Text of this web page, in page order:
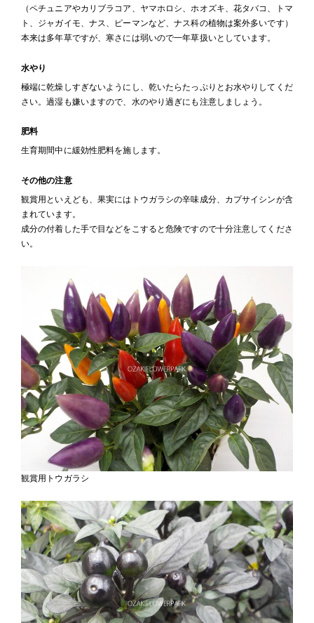
（ペチュニアやカリブラコア、ヤマホロシ、ホオズキ、花タバコ、トマ
ト、ジャガイモ、ナス、ピーマンなど、ナス科の植物は案外多いです）
本来は多年草ですが、寒さには弱いので一年草扱いとしています。
水やり
極端に乾燥しすぎないようにし、乾いたらたっぷりとお水やりしてくだ
さい。過湿も嫌いますので、水のやり過ぎにも注意しましょう。
肥料
生育期間中に緩効性肥料を施します。
その他の注意
観賞用といえども、果実にはトウガラシの辛味成分、カプサイシンが含
まれています。
成分の付着した手で目などをこすると危険ですので十分注意してくださ
い。
観賞用トウガラシ